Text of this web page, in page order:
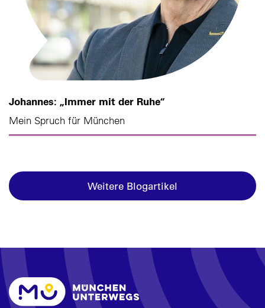
Johannes: „Immer mit der Ruhe“
Mein Spruch für München
Weitere Blogartikel